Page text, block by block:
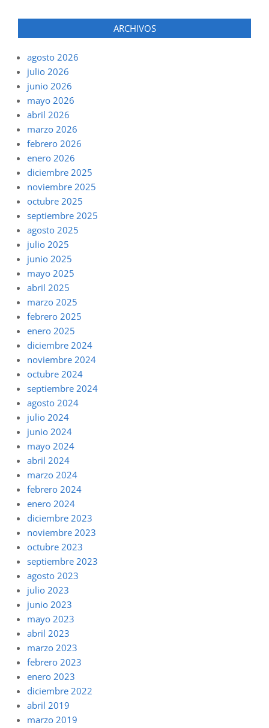
ARCHIVOS
agosto 2026
julio 2026
junio 2026
mayo 2026
abril 2026
marzo 2026
febrero 2026
enero 2026
diciembre 2025
noviembre 2025
octubre 2025
septiembre 2025
agosto 2025
julio 2025
junio 2025
mayo 2025
abril 2025
marzo 2025
febrero 2025
enero 2025
diciembre 2024
noviembre 2024
octubre 2024
septiembre 2024
agosto 2024
julio 2024
junio 2024
mayo 2024
abril 2024
marzo 2024
febrero 2024
enero 2024
diciembre 2023
noviembre 2023
octubre 2023
septiembre 2023
agosto 2023
julio 2023
junio 2023
mayo 2023
abril 2023
marzo 2023
febrero 2023
enero 2023
diciembre 2022
abril 2019
marzo 2019